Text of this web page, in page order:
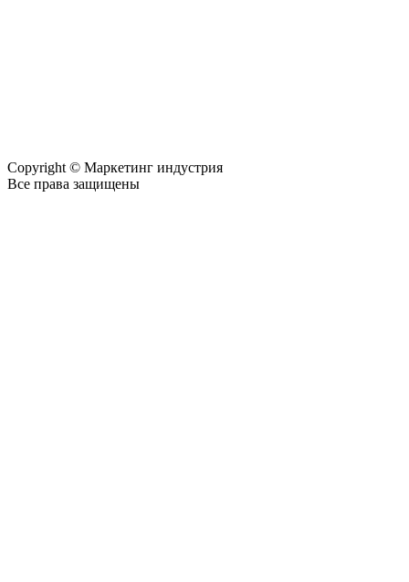
Copyright © Маркетинг индустрия
Все права защищены